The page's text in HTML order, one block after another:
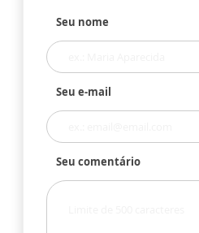
Seu nome
Seu e-mail
Seu comentário